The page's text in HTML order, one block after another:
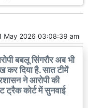
May 2026 03:08:39 am
बबलू सिंगरौर अब भी
कर दिया है. सात टीमें
ने आरोपी की
ट्रैक कोर्ट में सुनवाई